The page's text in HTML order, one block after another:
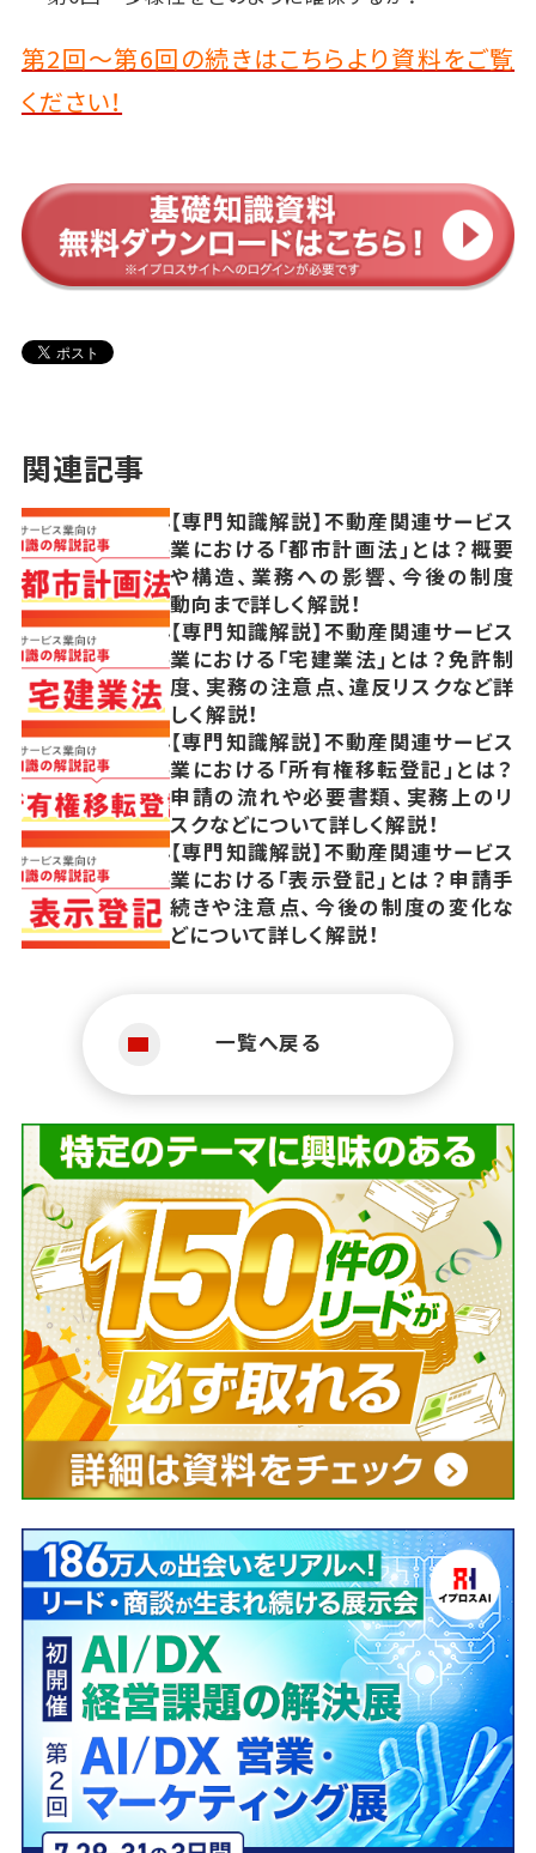
第2回～第6回の続きはこちらより資料をご覧
ください！
関連記事
【専門知識解説】不動産関連サービス
業における「都市計画法」とは？概要
や構造、業務への影響、今後の制度
動向まで詳しく解説！
【専門知識解説】不動産関連サービス
業における「宅建業法」とは？免許制
度、実務の注意点、違反リスクなど詳
しく解説！
【専門知識解説】不動産関連サービス
業における「所有権移転登記」とは？
申請の流れや必要書類、実務上のリ
スクなどについて詳しく解説！
【専門知識解説】不動産関連サービス
業における「表示登記」とは？申請手
続きや注意点、今後の制度の変化な
どについて詳しく解説！
一覧へ戻る